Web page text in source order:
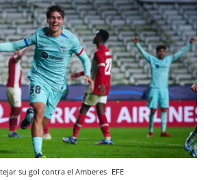
su gol contra el Amberes EFE